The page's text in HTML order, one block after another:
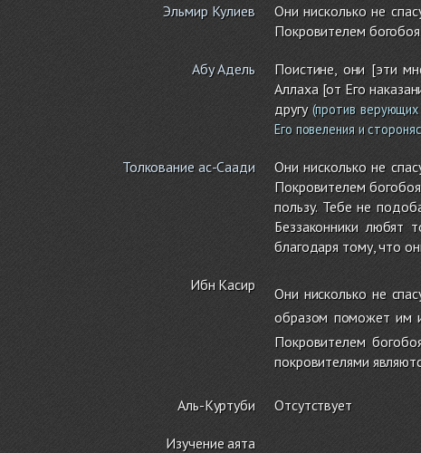
Эльмир Кулиев
Они нисколько не
Покровителем
Абу Адель Поистине, они [эти
Аллаха [от Его
другу(против верующих
Его повеления и
Толкование ас-Саади
Они нисколько не
Покровителем
пользу. Тебе не
Беззаконники любят
благодаря тому, что
Ибн Касир
Они нисколько не
образом поможет им
Покровителем
покровителями
Аль-Куртуби Отсутствует
Изучение аята